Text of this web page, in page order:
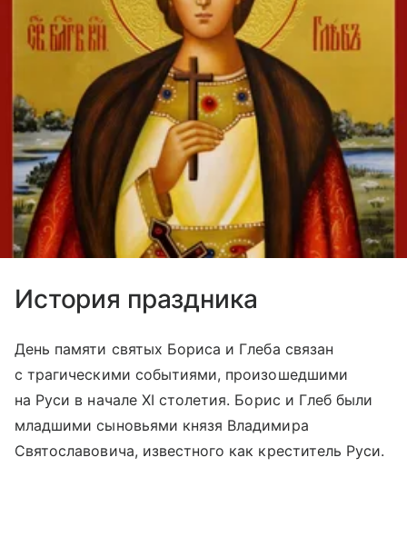
История праздника
День памяти святых Бориса и Глеба связан
с трагическими событиями, произошедшими
на Руси в начале XI столетия. Борис и Глеб были
младшими сыновьями князя Владимира
Святославовича, известного как креститель Руси.